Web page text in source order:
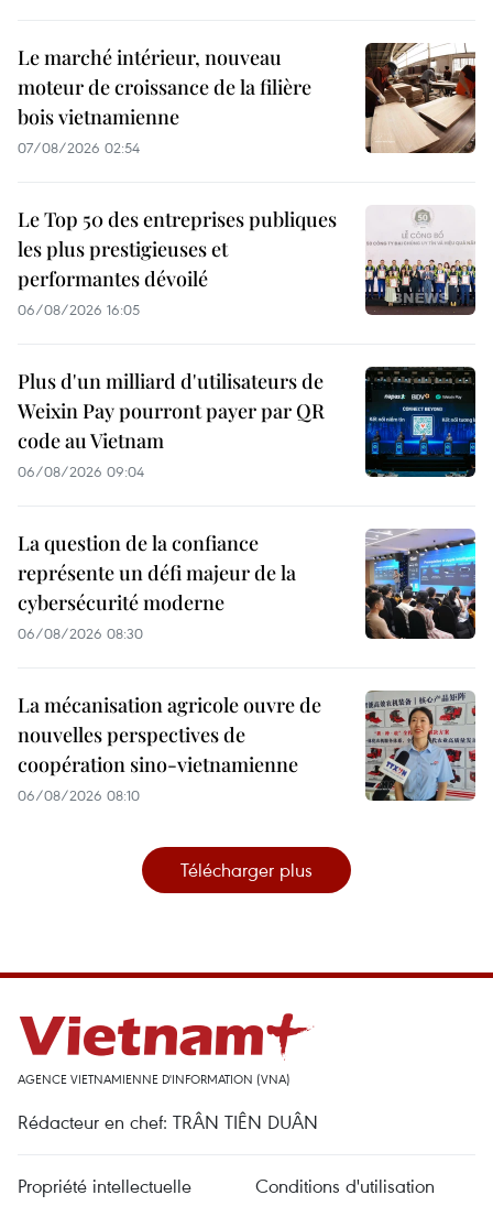
Le marché intérieur, nouveau
moteur de croissance de la filière
bois vietnamienne
07/08/2026 02:54
Le Top 50 des entreprises publiques
les plus prestigieuses et
performantes dévoilé
06/08/2026 16:05
Plus d'un milliard d'utilisateurs de
Weixin Pay pourront payer par QR
code au Vietnam
06/08/2026 09:04
La question de la confiance
représente un défi majeur de la
cybersécurité moderne
06/08/2026 08:30
La mécanisation agricole ouvre de
nouvelles perspectives de
coopération sino-vietnamienne
06/08/2026 08:10
Télécharger plus
AGENCE VIETNAMIENNE D'INFORMATION (VNA)
Rédacteur en chef: TRÂN TIÊN DUÂN
Propriété intellectuelle
Conditions d'utilisation